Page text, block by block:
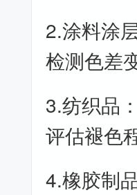
2.涂料涂
检测色差
3.纺织品
评估褪色
4.橡胶制